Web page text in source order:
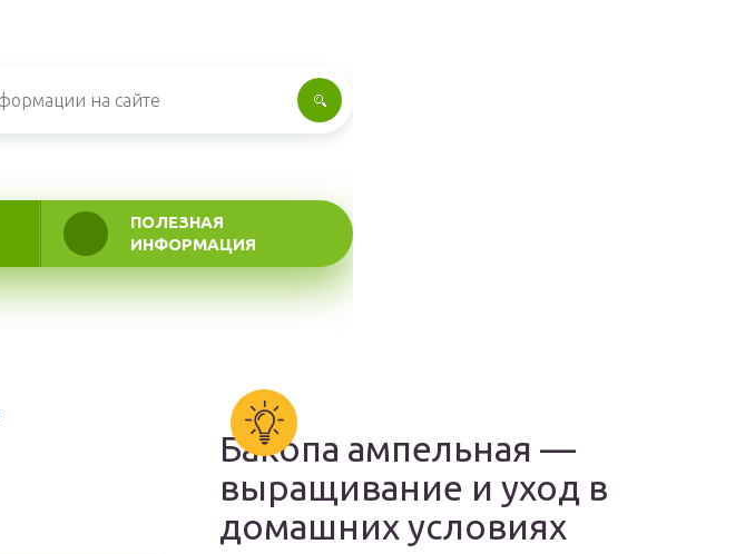
ПОЛЕЗНАЯ
ИНФОРМАЦИЯ
Бакопа ампельная —
выращивание и уход в
домашних условиях